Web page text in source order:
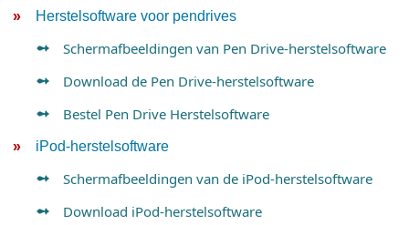
Herstelsoftware voor pendrives
Schermafbeeldingen van Pen Drive-herstelsoftware
Download de Pen Drive-herstelsoftware
Bestel Pen Drive Herstelsoftware
iPod-herstelsoftware
Schermafbeeldingen van de iPod-herstelsoftware
Download iPod-herstelsoftware